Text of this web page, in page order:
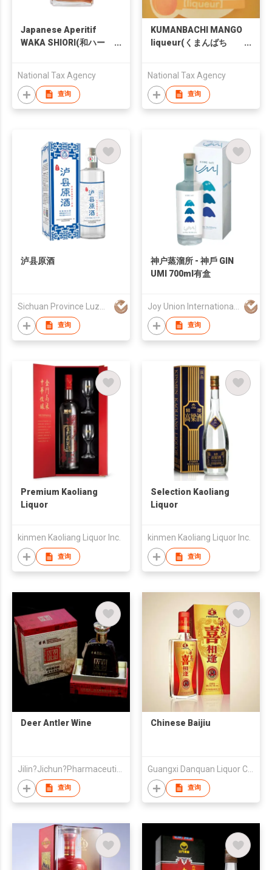
Japanese Aperitif
WAKA SHIORI(和ハー
National Tax Agency
查询
KUMANBACHI MANGO
liqueur(くまんばち
National Tax Agency
查询
泸县原酒
查询
神户蒸溜所 - 神戶 GIN
UMI 700ml有盒
查询
Premium Kaoliang
Liquor
kinmen Kaoliang Liquor Inc.
查询
Selection Kaoliang
Liquor
kinmen Kaoliang Liquor Inc.
查询
Deer Antler Wine
查询
Chinese Baijiu
查询